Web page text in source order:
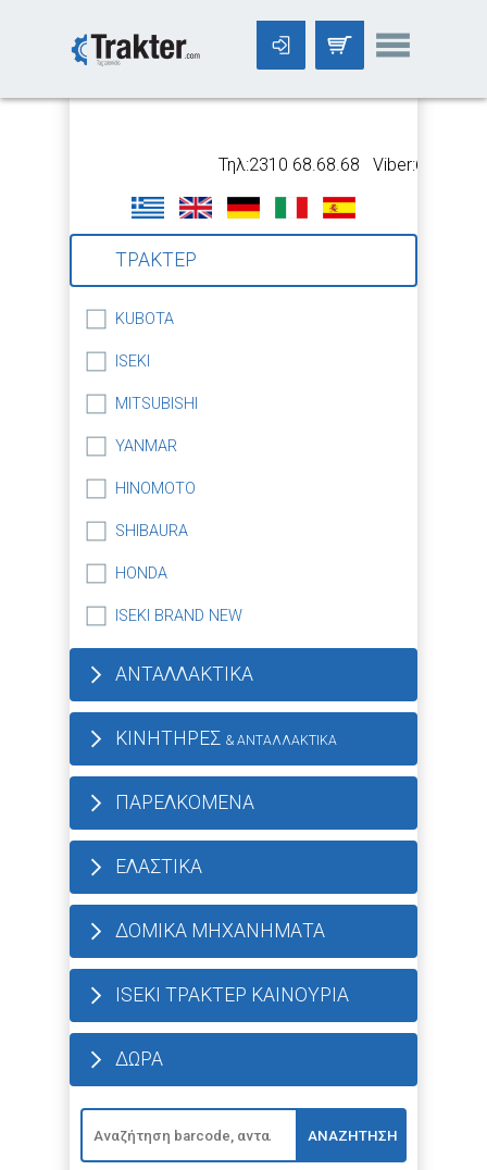
Τηλ:2310 68.68.68 Viber:699
ΤΡΑΚΤΕΡ
KUBOTA
ISEKI
MITSUBISHI
YANMAR
HINOMOTO
SHIBAURA
HONDA
ISEKI BRAND NEW
ΑΝΤΑΛΛΑΚΤΙΚΑ
ΚΙΝΗΤΗΡΕΣ & ΑΝΤΑΛΛΑΚΤΙΚΑ
ΠΑΡΕΛΚΟΜΕΝΑ
ΕΛΑΣΤΙΚΑ
ΔΟΜΙΚΑ ΜΗΧΑΝΗΜΑΤΑ
ISEKI ΤΡΑΚΤΕΡ ΚΑΙΝΟΥΡΙΑ
ΔΩΡΑ
ΑΝΑΖΗΤΗΣΗ